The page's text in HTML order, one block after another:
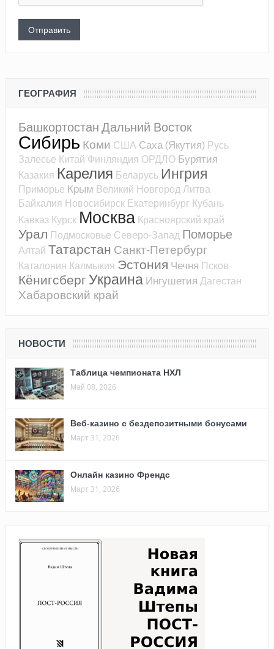
ГЕОГРАФИЯ
БашкортостанДальний Восток
Сибирь Коми США Саха (Якутия) Русь
Залесье Китай Финляндия ОРДЛО Бурятия
Казакия Карелия Беларусь Ингрия
Приморье Крым Великий НовгородЛитва
Байкалия Новосибирск Екатеринбург Кубань
Кавказ Курск Москва Красноярский край
Урал Подмосковье Северо-Запад Поморье
Алтай Татарстан Санкт-Петербург
Каталония Калмыкия Эстония Чечня Псков
Кёнигсберг Украина Ингушетия Дагестан
Хабаровский край
НОВОСТИ
Таблица чемпионата НХЛ
Май 08, 2026
Веб-казино с бездепозитными бонусами
Март 31, 2026
Онлайн казино Френдс
Март 31, 2026